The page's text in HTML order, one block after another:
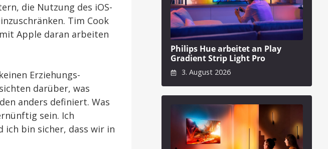
die Nutzung des iOS-
Tim Cook
Apple daran arbeiten
Erziehungs-
darüber, was
anders definiert. Was
sein. Ich
ich bin sicher, dass wir in
Philips Hue arbeitet an Play
Gradient Strip Light Pro
3. August 2026